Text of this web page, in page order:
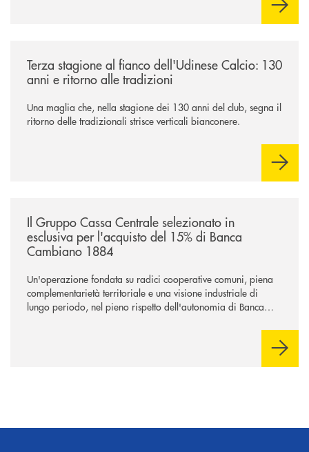
Terza stagione al fianco dell'Udinese Calcio: 130
anni e ritorno alle tradizioni
Una maglia che, nella stagione dei 130 anni del club, segna il
ritorno delle tradizionali strisce verticali bianconere.
Il Gruppo Cassa Centrale selezionato in
esclusiva per l'acquisto del 15% di Banca
Cambiano 1884
Un'operazione fondata su radici cooperative comuni, piena
complementarietà territoriale e una visione industriale di
lungo periodo, nel pieno rispetto dell'autonomia di Banca
negoziazione esclusiva per la finalizzazione dell’operazione.